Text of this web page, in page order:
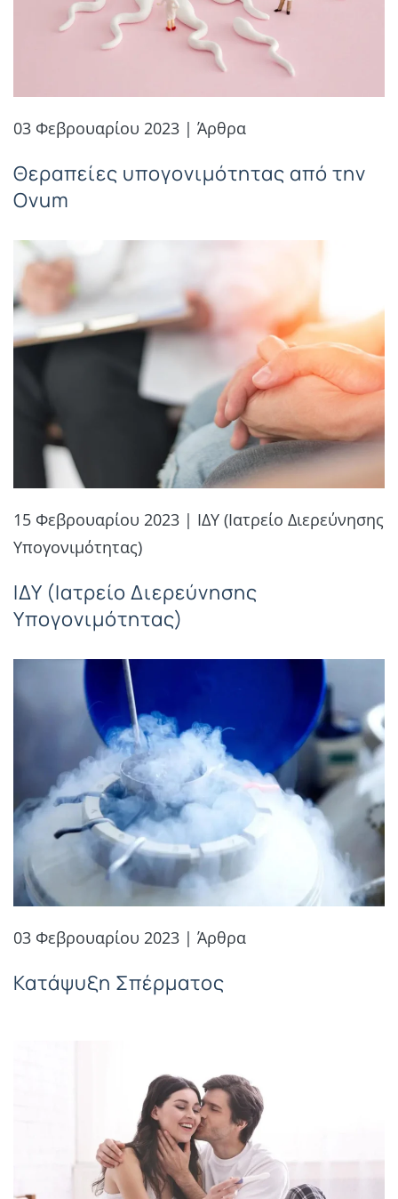
03 Φεβρουαρίου 2023 | Άρθρα
Θεραπείες υπογονιμότητας από την
Ovum
15 Φεβρουαρίου 2023 | ΙΔΥ (Ιατρείο Διερεύνησης
Υπογονιμότητας)
ΙΔΥ (Ιατρείο Διερεύνησης
Υπογονιμότητας)
03 Φεβρουαρίου 2023 | Άρθρα
Κατάψυξη Σπέρματος